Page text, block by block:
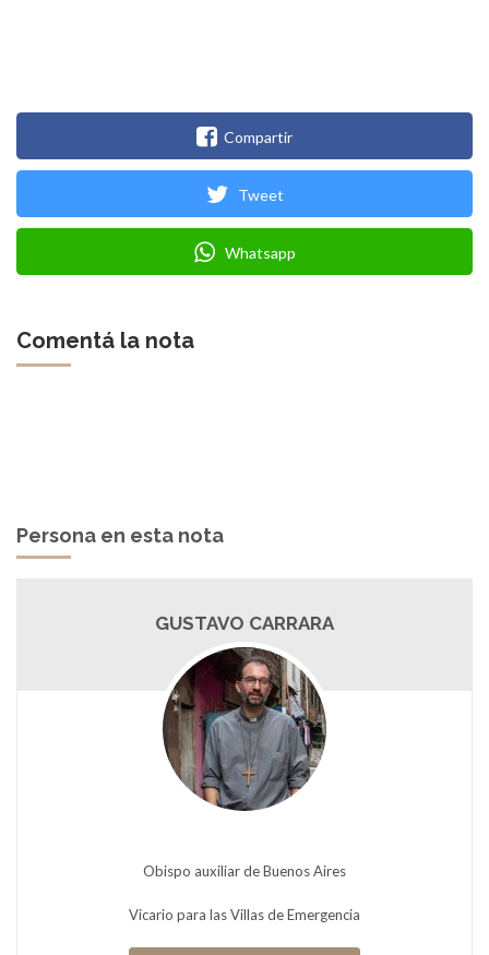
Compartir
Tweet
Whatsapp
Comentá la nota
Persona en esta nota
GUSTAVO CARRARA
Obispo auxiliar de Buenos Aires
Vicario para las Villas de Emergencia